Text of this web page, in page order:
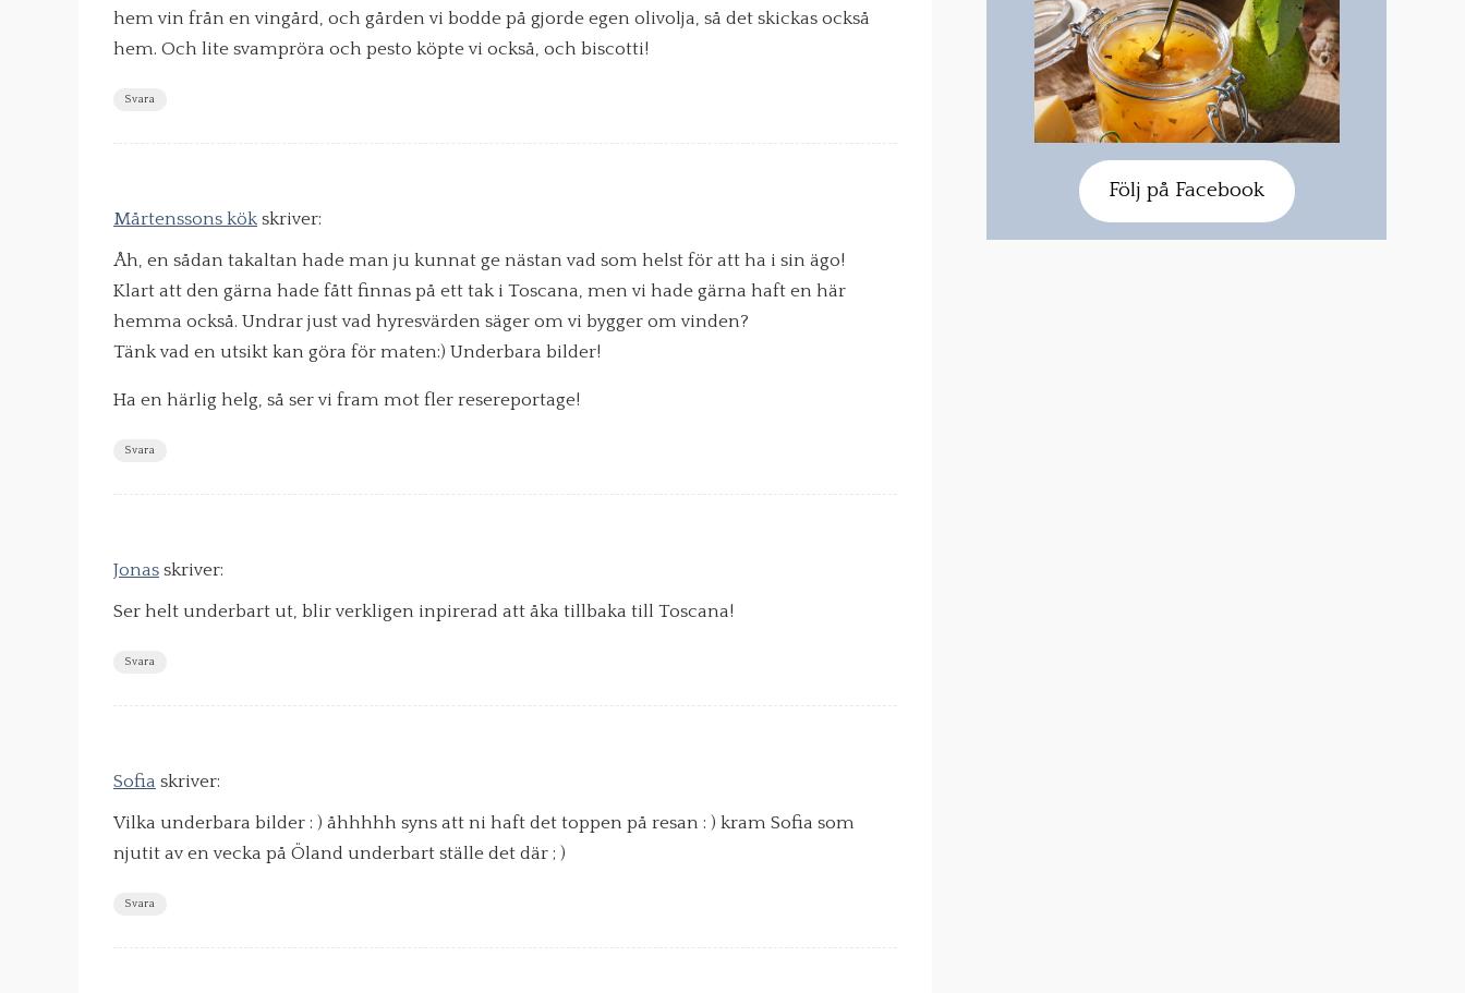
hem vin från en vingård, och gården vi bodde på gjorde egen olivolja, så det skickas också
hem. Och lite svampröra och pesto köpte vi också, och biscotti!
Svara
Mårtenssons kök skriver:
Åh, en sådan takaltan hade man ju kunnat ge nästan vad som helst för att ha i sin ägo!
Klart att den gärna hade fått finnas på ett tak i Toscana, men vi hade gärna haft en här
hemma också. Undrar just vad hyresvärden säger om vi bygger om vinden?
Tänk vad en utsikt kan göra för maten:) Underbara bilder!
Ha en härlig helg, så ser vi fram mot fler resereportage!
Svara
Jonas skriver:
Ser helt underbart ut, blir verkligen inpirerad att åka tillbaka till Toscana!
Svara
Sofia skriver:
Vilka underbara bilder : ) åhhhhh syns att ni haft det toppen på resan : ) kram Sofia som
njutit av en vecka på Öland underbart ställe det där ; )
Svara
Följ på Facebook